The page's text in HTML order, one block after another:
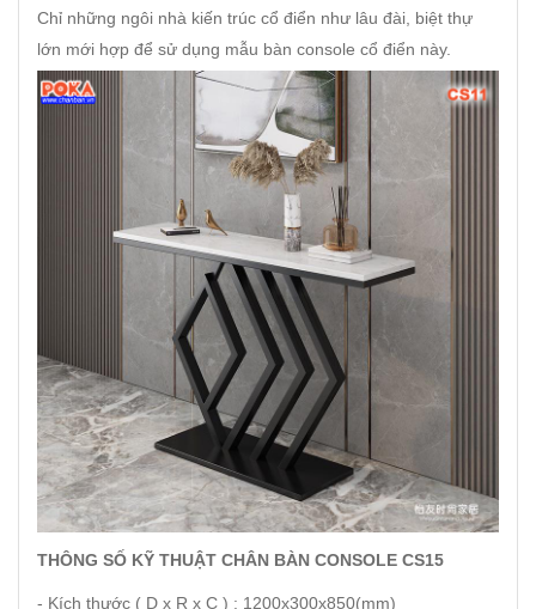
Chỉ những ngôi nhà kiến trúc cổ điển như lâu đài, biệt thự
lớn mới hợp để sử dụng mẫu bàn console cổ điển này.
THÔNG SỐ KỸ THUẬT CHÂN BÀN CONSOLE CS15
- Kích thước ( D x R x C ) : 1200x300x850(mm)